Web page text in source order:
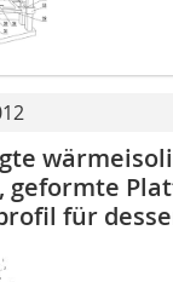
geformte
für